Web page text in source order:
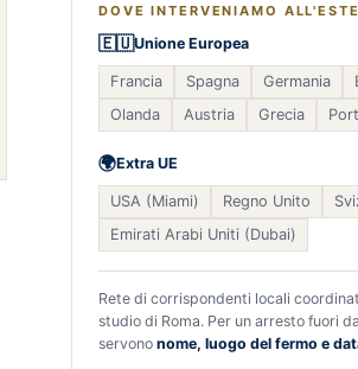
DOVE INTERVENIAMO
🇪🇺Unione Europea
Francia Spagna Germania
Olanda
Austria Grecia
🌍Extra UE
USA (Miami) Regno Unito
Emirati Arabi Uniti (Dubai)
Rete di corrispondenti locali
studio di Roma. Per un arresto fuori
servono nome, luogo del fermo e